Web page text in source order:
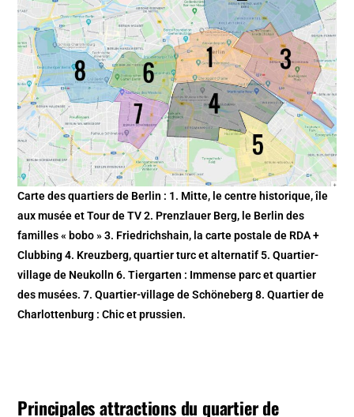
Carte des quartiers de Berlin : 1. Mitte, le centre historique, île
aux musée et Tour de TV 2. Prenzlauer Berg, le Berlin des
familles « bobo » 3. Friedrichshain, la carte postale de RDA +
Clubbing 4. Kreuzberg, quartier turc et alternatif 5. Quartier-
village de Neukolln 6. Tiergarten : Immense parc et quartier
des musées. 7. Quartier-village de Schöneberg 8. Quartier de
Charlottenburg : Chic et prussien.
Principales attractions du quartier de